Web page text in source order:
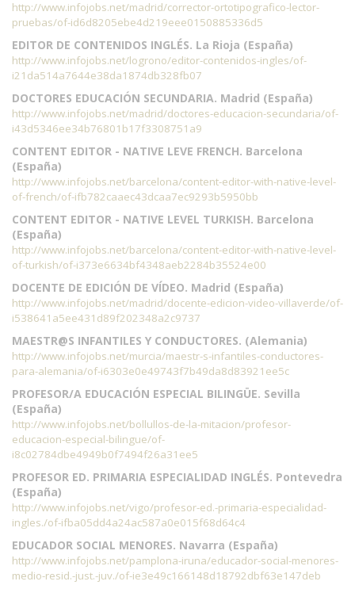
http://www.infojobs.net/madrid/corrector-ortotipografico-lector-
pruebas/of-id6d8205ebe4d219eee0150885336d5
EDITOR DE CONTENIDOS INGLÉS. La Rioja (España)
http://www.infojobs.net/logrono/editor-contenidos-ingles/of-
i21da514a7644e38da1874db328fb07
DOCTORES EDUCACIÓN SECUNDARIA. Madrid (España)
http://www.infojobs.net/madrid/doctores-educacion-secundaria/of-
i43d5346ee34b76801b17f3308751a9
CONTENT EDITOR - NATIVE LEVE FRENCH. Barcelona
(España)
http://www.infojobs.net/barcelona/content-editor-with-native-level-
of-french/of-ifb782caaec43dcaa7ec9293b5950bb
CONTENT EDITOR - NATIVE LEVEL TURKISH. Barcelona
(España)
http://www.infojobs.net/barcelona/content-editor-with-native-level-
of-turkish/of-i373e6634bf4348aeb2284b35524e00
DOCENTE DE EDICIÓN DE VÍDEO. Madrid (España)
http://www.infojobs.net/madrid/docente-edicion-video-villaverde/of-
i538641a5ee431d89f202348a2c9737
MAESTR@S INFANTILES Y CONDUCTORES. (Alemania)
http://www.infojobs.net/murcia/maestr-s-infantiles-conductores-
para-alemania/of-i6303e0e49743f7b49da8d83921ee5c
PROFESOR/A EDUCACIÓN ESPECIAL BILINGÜE. Sevilla
(España)
http://www.infojobs.net/bollullos-de-la-mitacion/profesor-
educacion-especial-bilingue/of-
i8c02784dbe4949b0f7494f26a31ee5
PROFESOR ED. PRIMARIA ESPECIALIDAD INGLÉS. Pontevedra
(España)
http://www.infojobs.net/vigo/profesor-ed.-primaria-especialidad-
ingles./of-ifba05dd4a24ac587a0e015f68d64c4
EDUCADOR SOCIAL MENORES. Navarra (España)
http://www.infojobs.net/pamplona-iruna/educador-social-menores-
medio-resid.-just.-juv./of-ie3e49c166148d18792dbf63e147deb